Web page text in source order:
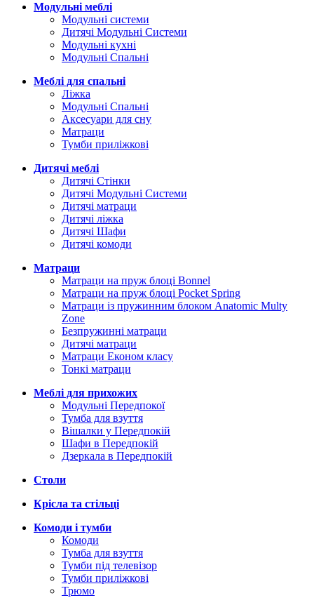
Модульні меблі
Модульні системи
Дитячі Модульні Системи
Модульні кухні
Модульні Спальні
Меблі для спальні
Ліжка
Модульні Спальні
Аксесуари для сну
Матраци
Тумби приліжкові
Дитячі меблі
Дитячі Стінки
Дитячі Модульні Системи
Дитячі матраци
Дитячі ліжка
Дитячі Шафи
Дитячі комоди
Матраци
Матраци на пруж блоці Bonnel
Матраци на пруж блоці Pocket Spring
Матраци із пружинним блоком Anatomic Multy
Zone
Безпружинні матраци
Дитячі матраци
Матраци Економ класу
Тонкі матраци
Меблі для прихожих
Модульні Передпокої
Тумба для взуття
Вішалки у Передпокій
Шафи в Передпокій
Дзеркала в Передпокій
Столи
Крісла та стільці
Комоди і тумби
Комоди
Тумба для взуття
Тумби під телевізор
Тумби приліжкові
Трюмо